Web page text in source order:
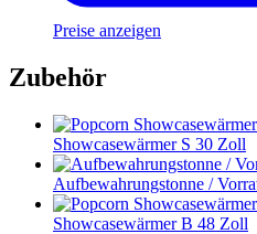
Preise anzeigen
Zubehör
Showcasewärmer S 30 Zoll
Aufbewahrungstonne /
Showcasewärmer B 48 Zoll